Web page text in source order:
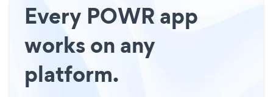
Every POWR app
works on any
platform.